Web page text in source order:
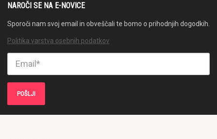
NAROČI SE NA E-NOVICE
Sporoči nam svoj email in obveščali te bomo o prihodnjih dogodkih.
Politika varstva osebnih podatkov